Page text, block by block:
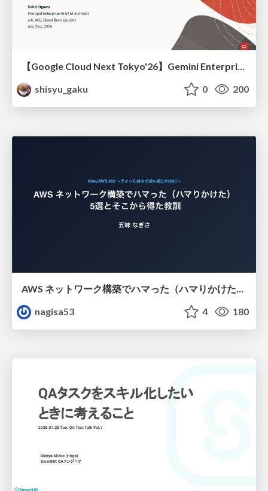
【Google Cloud Next Tokyo'26】Gemini Enterprise と Oracle AI Database で実現する、 業務データ活用を実現する AI エージェント実装
shisyu_gaku
0 200
AWS ネットワーク構築でハマった（ハマりかけた） 5選とそこから得た教訓
nagisa53
4 180